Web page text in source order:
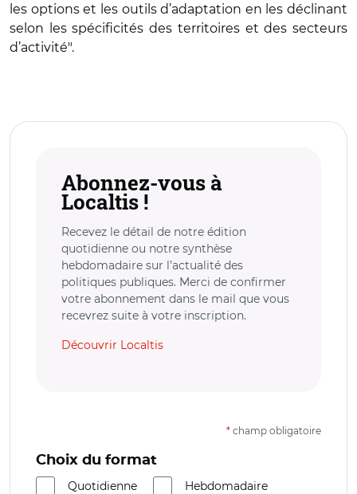
les options et les outils d’adaptation en les déclinant
selon les spécificités des territoires et des secteurs
d’activité".
Abonnez-vous à
Localtis !
Recevez le détail de notre édition
quotidienne ou notre synthèse
hebdomadaire sur l’actualité des
politiques publiques. Merci de confirmer
votre abonnement dans le mail que vous
recevrez suite à votre inscription.
Découvrir Localtis
* champ obligatoire
Choix du format
Quotidienne
Hebdomadaire